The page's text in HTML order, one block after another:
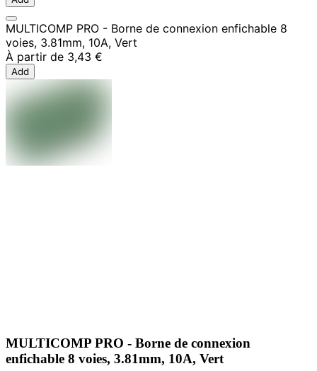
MULTICOMP PRO - Borne de connexion enfichable 8
voies, 3.81mm, 10A, Vert
À partir de 3,43 €
Add
MULTICOMP PRO - Borne de connexion
enfichable 8 voies, 3.81mm, 10A, Vert